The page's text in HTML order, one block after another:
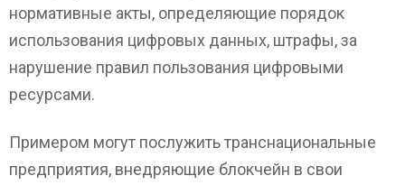
нормативные акты, определяющие порядок
использования цифровых данных, штрафы, за
нарушение правил пользования цифровыми
ресурсами.
Примером могут послужить транснациональные
предприятия, внедряющие блокчейн в свои